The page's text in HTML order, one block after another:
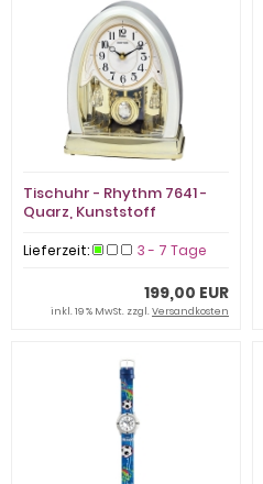
Tischuhr - Rhythm 7641 -
Quarz, Kunststoff
Lieferzeit: 3 - 7 Tage
199,00 EUR
inkl. 19 % MwSt. zzgl.Versandkosten